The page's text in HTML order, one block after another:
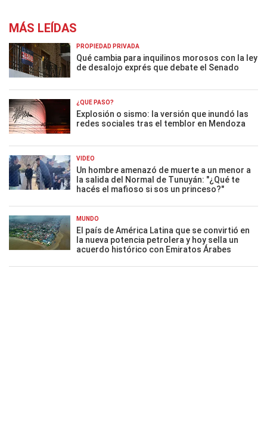
MÁS LEÍDAS
PROPIEDAD PRIVADA
Qué cambia para inquilinos morosos con la ley
de desalojo exprés que debate el Senado
¿QUÉ PASÓ?
Explosión o sismo: la versión que inundó las
redes sociales tras el temblor en Mendoza
VIDEO
Un hombre amenazó de muerte a un menor a
la salida del Normal de Tunuyán: "¿Qué te
hacés el mafioso si sos un princeso?"
MUNDO
El país de América Latina que se convirtió en
la nueva potencia petrolera y hoy sella un
acuerdo histórico con Emiratos Árabes